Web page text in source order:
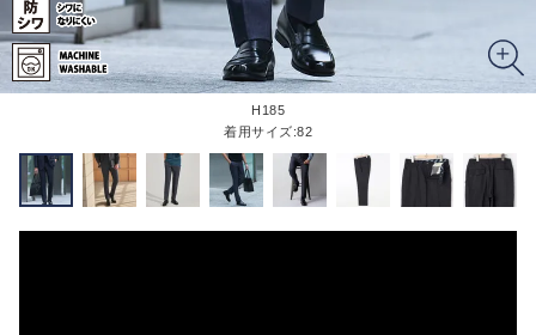
H185
着用サイズ:82